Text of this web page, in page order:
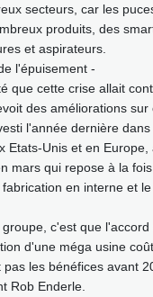
secteurs, car les
produits, des
et aspirateurs.
l'épuisement -
que cette crise allait
des améliorations sur
l'année dernière
Etats-Unis et en Europe,
mars qui repose à la
en interne et
c'est que l'accord
d'une méga usine
les bénéfices avant
Rob Enderle.